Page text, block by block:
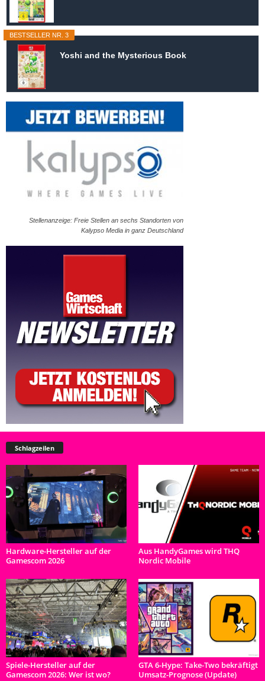
BESTSELLER NR. 3
Yoshi and the Mysterious Book
Stellenanzeige: Freie Stellen an sechs Standorten von
Kalypso Media in ganz Deutschland
Schlagzeilen
Hardware-Hersteller auf der
Gamescom 2026
Aus HandyGames wird THQ
Nordic Mobile
Spiele-Hersteller auf der
Gamescom 2026: Wer ist wo?
GTA 6-Hype: Take-Two bekräftigt
Umsatz-Prognose (Update)